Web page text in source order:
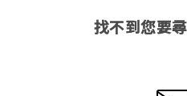
找不到您要